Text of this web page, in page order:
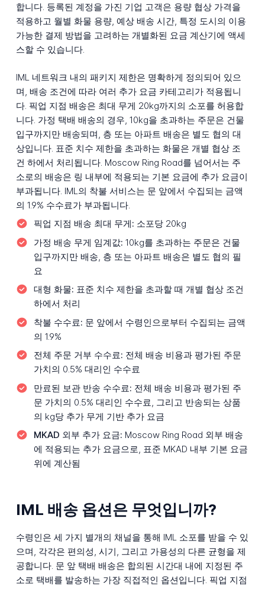
합니다. 등록된 계정을 가진 기업 고객은 용량 협상 가격을
적용하고 월별 화물 용량, 예상 배송 시간, 특정 도시의 이용
가능한 결제 방법을 고려하는 개별화된 요금 계산기에 액세
스할 수 있습니다.
IML 네트워크 내의 패키지 제한은 명확하게 정의되어 있으
며, 배송 조건에 따라 여러 추가 요금 카테고리가 적용됩니
다. 픽업 지점 배송은 최대 무게 20kg까지의 소포를 허용합
니다. 가정 택배 배송의 경우, 10kg을 초과하는 주문은 건물
입구까지만 배송되며, 층 또는 아파트 배송은 별도 협의 대
상입니다. 표준 치수 제한을 초과하는 화물은 개별 협상 조
건 하에서 처리됩니다. Moscow Ring Road를 넘어서는 주
소로의 배송은 링 내부에 적용되는 기본 요금에 추가 요금이
부과됩니다. IML의 착불 서비스는 문 앞에서 수집되는 금액
의 1.9% 수수료가 부과됩니다.
픽업 지점 배송 최대 무게: 소포당 20kg
가정 배송 무게 임계값: 10kg를 초과하는 주문은 건물
입구까지만 배송, 층 또는 아파트 배송은 별도 협의 필
요
대형 화물: 표준 치수 제한을 초과할 때 개별 협상 조건
하에서 처리
착불 수수료: 문 앞에서 수령인으로부터 수집되는 금액
의 1.9%
전체 주문 거부 수수료: 전체 배송 비용과 평가된 주문
가치의 0.5% 대리인 수수료
만료된 보관 반송 수수료: 전체 배송 비용과 평가된 주
문 가치의 0.5% 대리인 수수료, 그리고 반송되는 상품
의 kg당 추가 무게 기반 추가 요금
MKAD 외부 추가 요금: Moscow Ring Road 외부 배송
에 적용되는 추가 요금으로, 표준 MKAD 내부 기본 요금
위에 계산됨
IML 배송 옵션은 무엇입니까?
수령인은 세 가지 별개의 채널을 통해 IML 소포를 받을 수 있
으며, 각각은 편의성, 시기, 그리고 가용성의 다른 균형을 제
공합니다. 문 앞 택배 배송은 합의된 시간대 내에 지정된 주
소로 택배를 발송하는 가장 직접적인 옵션입니다. 픽업 지점